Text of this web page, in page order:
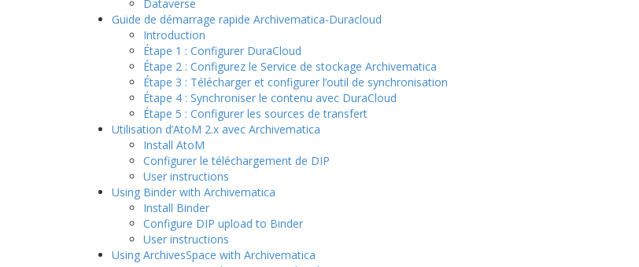
Dataverse
Guide de démarrage rapide Archivematica-Duracloud
Introduction
Étape 1 : Configurer DuraCloud
Étape 2 : Configurez le Service de stockage Archivematica
Étape 3 : Télécharger et configurer l’outil de synchronisation
Étape 4 : Synchroniser le contenu avec DuraCloud
Étape 5 : Configurer les sources de transfert
Utilisation d’AtoM 2.x avec Archivematica
Install AtoM
Configurer le téléchargement de DIP
User instructions
Using Binder with Archivematica
Install Binder
Configure DIP upload to Binder
User instructions
Using ArchivesSpace with Archivematica